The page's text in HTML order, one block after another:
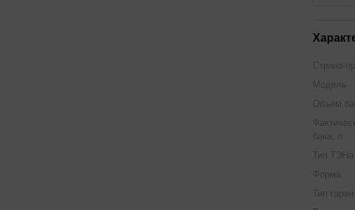
Страна-
Модель
Объем
бака, л
Тип ТЭНа
Форма
Тип